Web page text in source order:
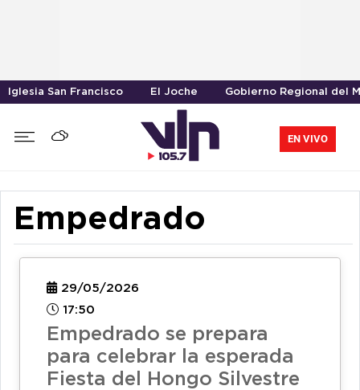
Iglesia San Francisco El Joche Gobierno Regional del
EN VIVO
Empedrado
29/05/2026
17:50
Empedrado se prepara
para celebrar la esperada
Fiesta del Hongo Silvestre